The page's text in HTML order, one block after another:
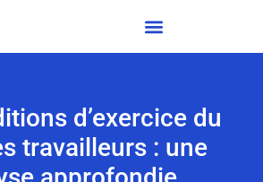
d’exercice du
travailleurs : une